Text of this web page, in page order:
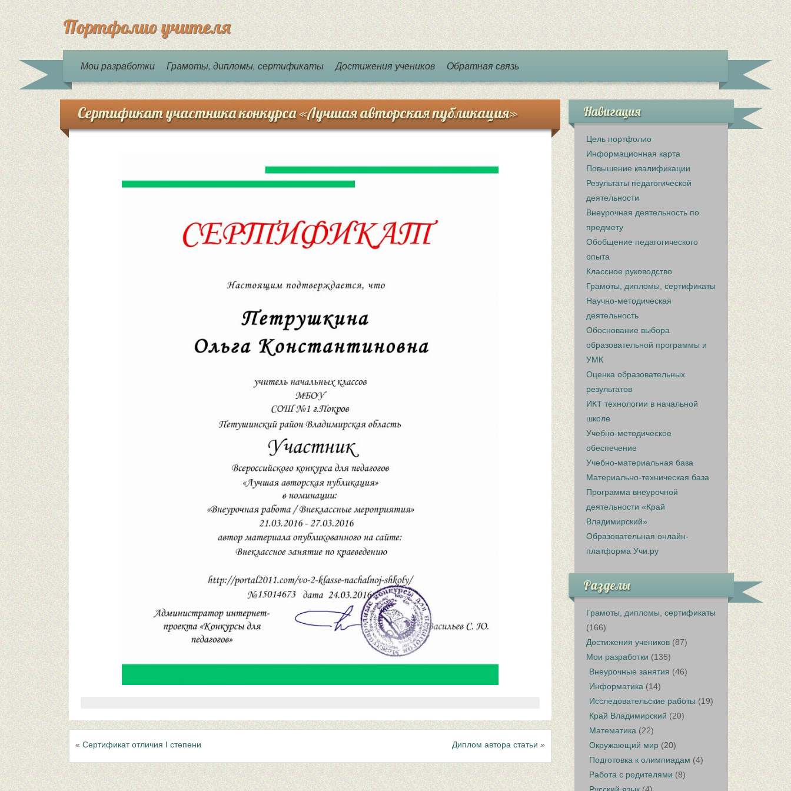
Портфолио учителя
Мои разработки Грамоты, дипломы, сертификаты Достижения учеников Обратная связь
Сертификат участника конкурса «Лучшая авторская публикация»
« Сертификат отличия I степени Диплом автора статьи »
Навигация
Цель портфолио
Информационная карта
Повышение квалификации
Результаты педагогической
деятельности
Внеурочная деятельность по
предмету
Обобщение педагогического
опыта
Классное руководство
Грамоты, дипломы, сертификаты
Научно-методическая
деятельность
Обоснование выбора
образовательной программы и
УМК
Оценка образовательных
результатов
ИКТ технологии в начальной
школе
Учебно-методическое
обеспечение
Учебно-материальная база
Материально-техническая база
Программа внеурочной
деятельности «Край
Владимирский»
Образовательная онлайн-
платформа Учи.ру
Разделы
Грамоты, дипломы, сертификаты
(166)
Достижения учеников (87)
Мои разработки (135)
Внеурочные занятия (46)
Информатика (14)
Исследовательские работы (19)
Край Владимирский (20)
Математика (22)
Окружающий мир (20)
Подготовка к олимпиадам (4)
Работа с родителями (8)